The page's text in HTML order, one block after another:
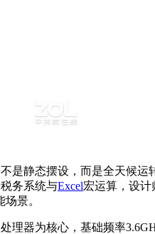
静态摆设，而是全天候运
务系统与Excel宏运算，设计
景。
理器为核心，基础频率